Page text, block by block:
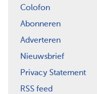
Colofon
Abonneren
Adverteren
Nieuwsbrief
Privacy Statement
RSS feed